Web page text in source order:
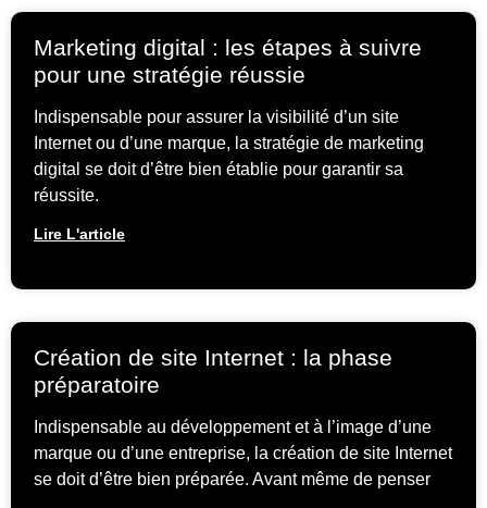
Marketing digital : les étapes à suivre
pour une stratégie réussie
Indispensable pour assurer la visibilité d’un site
Internet ou d’une marque, la stratégie de marketing
digital se doit d’être bien établie pour garantir sa
réussite.
Lire L'article
Création de site Internet : la phase
préparatoire
Indispensable au développement et à l’image d’une
marque ou d’une entreprise, la création de site Internet
se doit d’être bien préparée. Avant même de penser